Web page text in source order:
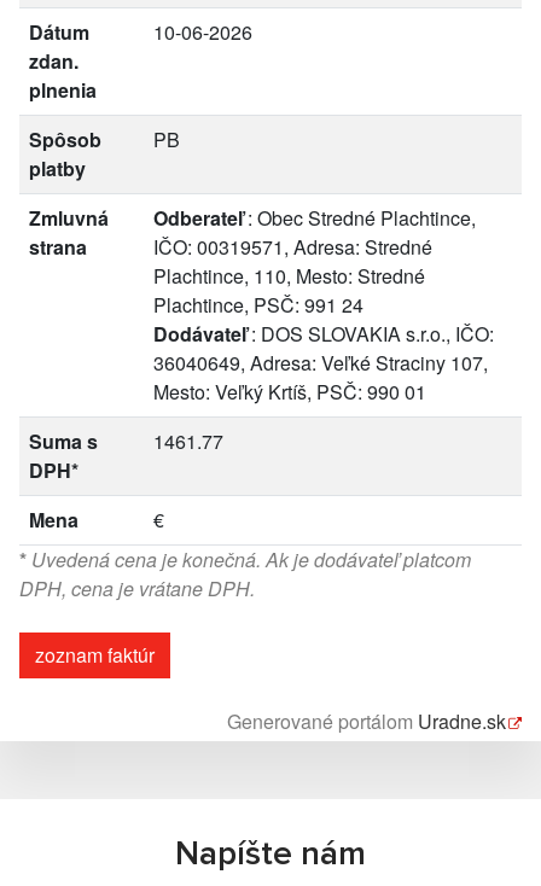
Dátum
zdan.
plnenia
10-06-2026
Spôsob
platby
PB
Zmluvná
strana
Odberateľ: Obec Stredné Plachtince,
IČO: 00319571, Adresa: Stredné
Plachtince, 110, Mesto: Stredné
Plachtince, PSČ: 991 24
Dodávateľ: DOS SLOVAKIA s.r.o., IČO:
36040649, Adresa: Veľké Straciny 107,
Mesto: Veľký Krtíš, PSČ: 990 01
Suma s
DPH*
1461.77
Mena
€
* Uvedená cena je konečná. Ak je dodávateľ platcom
DPH, cena je vrátane DPH.
zoznam faktúr
Generované portálom Uradne.sk
Napíšte nám